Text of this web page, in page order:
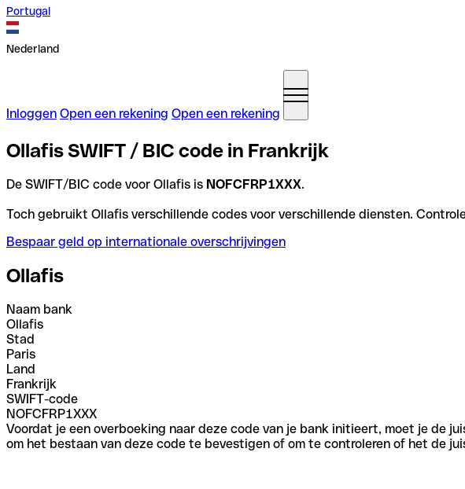
Portugal
Nederland
Inloggen Open een rekening Open een rekening
Ollafis SWIFT / BIC code in Frankrijk
De SWIFT/BIC code voor Ollafis is NOFCFRP1XXX.
Toch gebruikt Ollafis verschillende codes voor verschillende diensten.
Bespaar geld op internationale overschrijvingen
Ollafis
Naam bank
Ollafis
Stad
Paris
Land
Frankrijk
SWIFT-code
NOFCFRP1XXX
Voordat je een overboeking naar deze code van je bank initieert, moet je de
om het bestaan van deze code te bevestigen of om te controleren of het de